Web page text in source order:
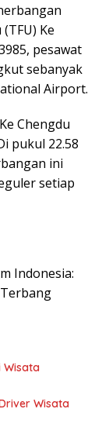
Ke
pesawat
sebanyak
Airport.
Chengdu
pukul 22.58
ini
setiap
Indonesia:
Wisata
Wisata